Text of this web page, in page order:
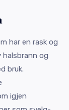
har en rask og
halsbrann og
bruk.
igjen